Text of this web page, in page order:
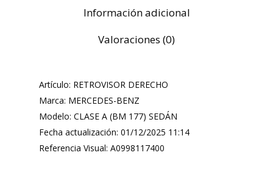
Información adicional
Valoraciones (0)
Artículo: RETROVISOR DERECHO
Marca: MERCEDES-BENZ
Modelo: CLASE A (BM 177) SEDÁN
Fecha actualización: 01/12/2025 11:14
Referencia Visual: A0998117400